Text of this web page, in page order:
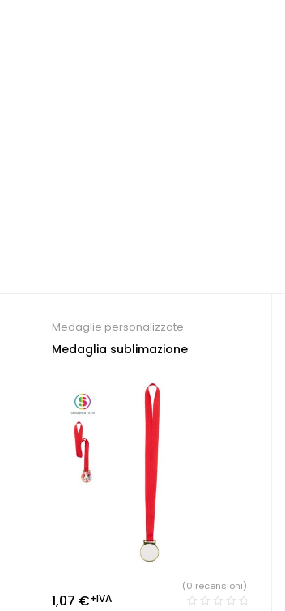
Medaglie personalizzate
Medaglia sublimazione
1,07 €+IVA
(0 recensioni)